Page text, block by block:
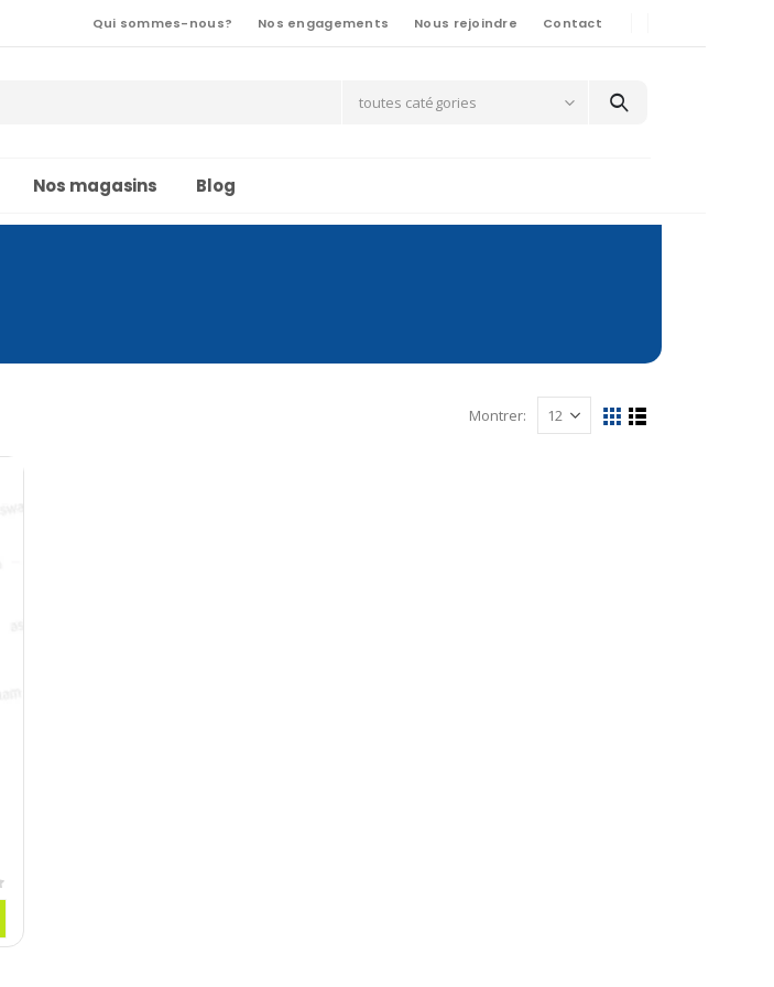
Qui sommes-nous? Nos engagements Nous rejoindre Contact
toutes catégories
Nos magasins Blog
Montrer: